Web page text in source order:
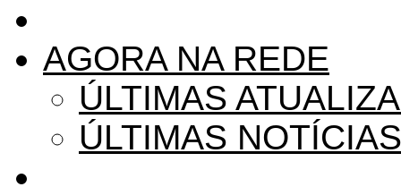
AGORA NA REDE
ÚLTIMAS
ÚLTIMAS NOTÍCIAS